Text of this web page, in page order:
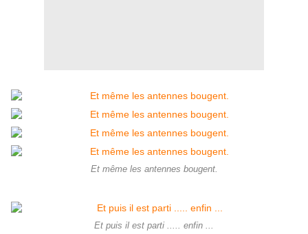
Et même les antennes bougent.
Et puis il est parti ..... enfin ...